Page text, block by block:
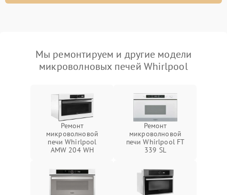
Мы ремонтируем и другие модели
микроволновых печей Whirlpool
Ремонт
микроволновой
печи Whirlpool
AMW 204 WH
Ремонт
микроволновой
печи Whirlpool FT
339 SL